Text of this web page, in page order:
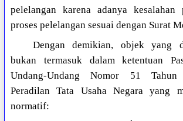
pelelangan karena adanya kesalahan
proses pelelangan sesuai dengan Surat
Dengan demikian, objek yang
bukan termasuk dalam ketentuan
Undang-Undang Nomor 51
Peradilan Tata Usaha Negara yang
normatif: